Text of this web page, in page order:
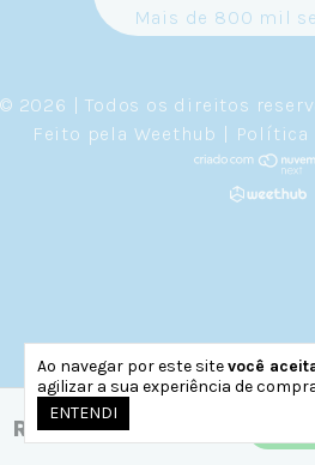
Ao navegar por este sitevocê
agilizar a sua experiência de
ENTENDI
R$169,90
Mais de 800 mil
© 2026 | Todos os direitos
Feito pela Weethub | Política